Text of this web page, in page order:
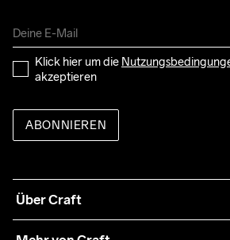
Klick hier um die
akzeptieren
ABONNIEREN
Über Craft